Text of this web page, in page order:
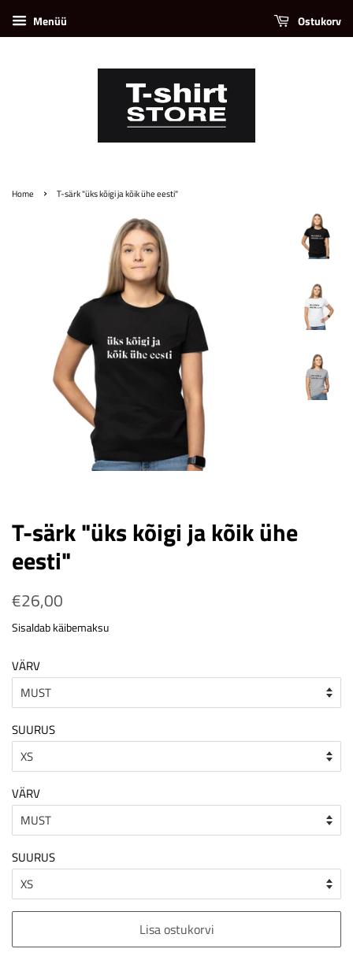
Menüü Ostukorv
Home › T-särk "üks kõigi ja kõik ühe eesti"
T-särk "üks kõigi ja kõik ühe
eesti"
Tavahind
€26,00
Sisaldab käibemaksu
VÄRV
SUURUS
VÄRV
SUURUS
Lisa ostukorvi